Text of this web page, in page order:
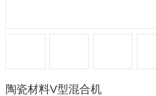
陶瓷材料V型混合机